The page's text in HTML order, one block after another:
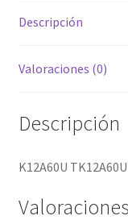
Descripción
Valoraciones (0)
Descripción
K12A60U
Valoraciones